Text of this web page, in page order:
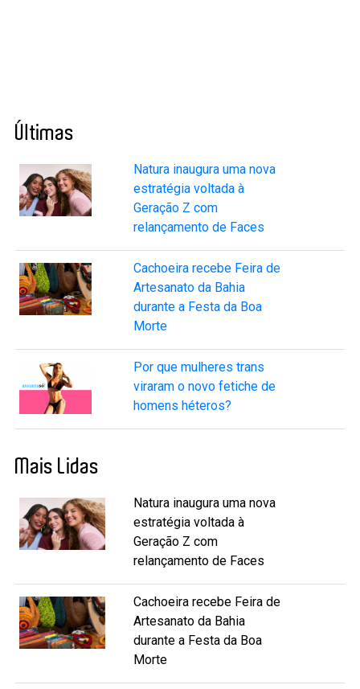
Últimas
Natura inaugura uma nova
estratégia voltada à
Geração Z com
relançamento de Faces
Cachoeira recebe Feira de
Artesanato da Bahia
durante a Festa da Boa
Morte
Por que mulheres trans
viraram o novo fetiche de
homens héteros?
Mais Lidas
Natura inaugura uma nova
estratégia voltada à
Geração Z com
relançamento de Faces
Cachoeira recebe Feira de
Artesanato da Bahia
durante a Festa da Boa
Morte